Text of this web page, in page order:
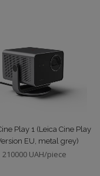
Play 1 (Leica Cine Play
EU, metal grey)
210000 UAH/piece